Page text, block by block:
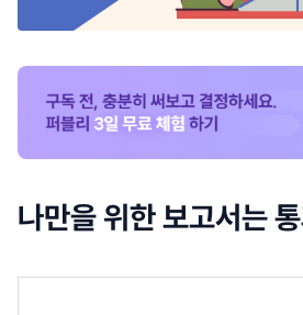
나만을 위한 보고서는